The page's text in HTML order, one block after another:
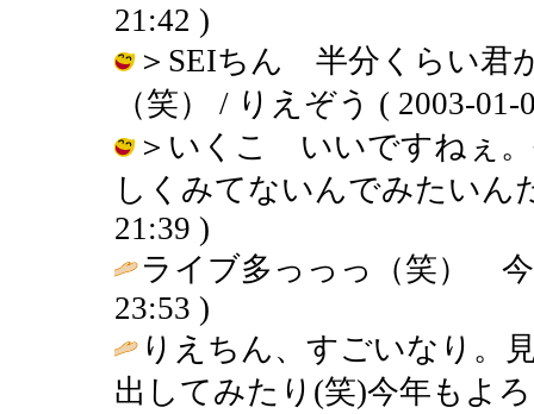
21:42 )
＞SEIちん 半分くらい君
（笑） / りえぞう ( 2003-01-
＞いくこ いいですねぇ。
しくみてないんでみたいん
21:39 )
ライブ多っっっ（笑）
23:53 )
りえちん、すごいなり。
出してみたり(笑)今年もよ